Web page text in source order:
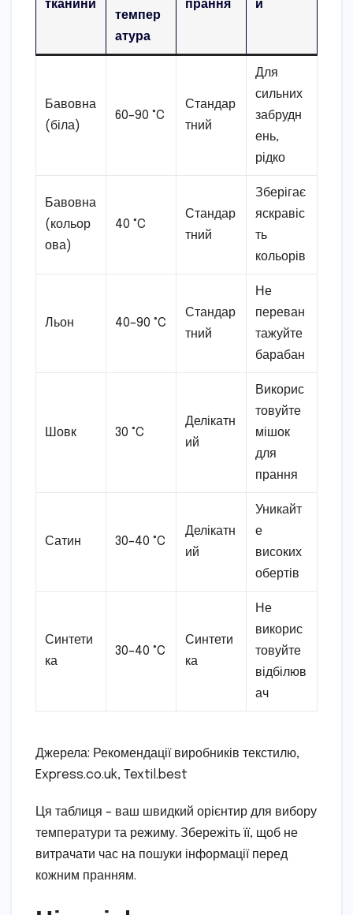
тканини
темпер
атура
прання и
Бавовна
(біла)
60–90 °C
Стандар
тний
Для
сильних
забрудн
ень,
рідко
Бавовна
(кольор
ова)
40 °C
Стандар
тний
Зберігає
яскравіс
ть
кольорів
Льон 40–90 °C
Стандар
тний
Не
переван
тажуйте
барабан
Шовк 30 °C
Делікатн
ий
Викорис
товуйте
мішок
для
прання
Сатин 30–40 °C
Делікатн
ий
Уникайт
е
високих
обертів
Синтети
ка
30–40 °C
Синтети
ка
Не
викорис
товуйте
відбілюв
ач
Джерела: Рекомендації виробників текстилю,
Express.co.uk, Textil.best
Ця таблиця – ваш швидкий орієнтир для вибору
температури та режиму. Збережіть її, щоб не
витрачати час на пошуки інформації перед
кожним пранням.